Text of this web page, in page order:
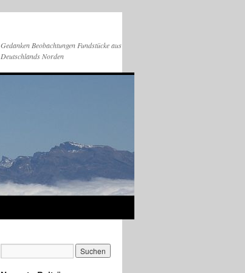
Gedanken Beobachtungen Fundstücke aus
Deutschlands Norden